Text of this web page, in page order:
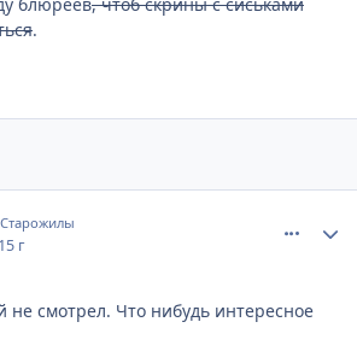
.
Старожилы
15 г
не смотрел. Что нибудь интересное